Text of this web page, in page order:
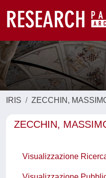
IRIS ZECCHIN,
ZECCHIN,
Visualizzazione